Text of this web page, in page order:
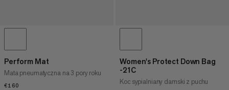
Perform Mat
Mata pneumatyczna na 3 pory roku
€160
Women's Protect Down Bag
-21C
Koc sypialniany damski z puchu